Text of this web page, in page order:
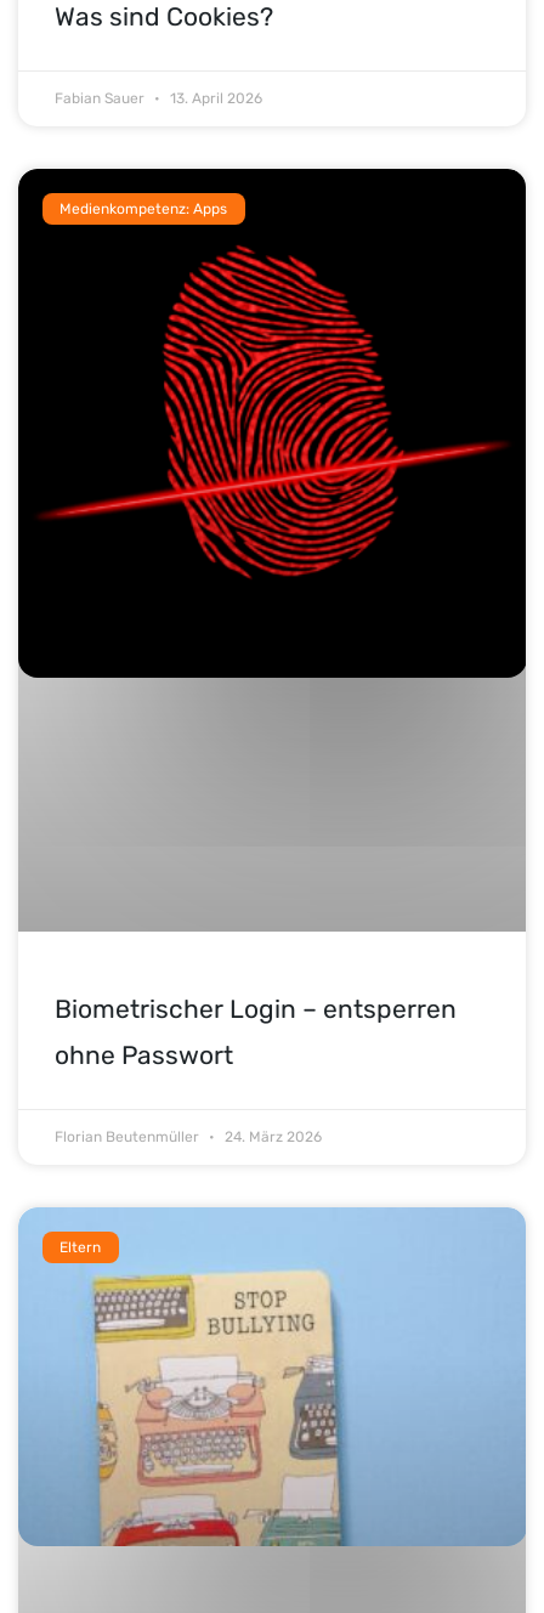
Was sind Cookies?
Fabian Sauer 13. April 2026
Medienkompetenz: Apps
Biometrischer Login – entsperren
ohne Passwort
Florian Beutenmüller 24. März 2026
Eltern